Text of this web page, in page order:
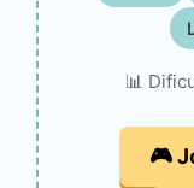
📊
🎮